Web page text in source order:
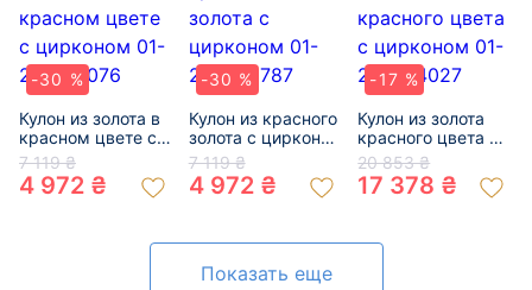
-30 %
Кулон из золота в
красном цвете с
цирконом 01-
200214076
7 119 ₴
4 972 ₴
-30 %
Кулон из красного
золота с цирконом
01-200366787
7 119 ₴
4 972 ₴
-17 %
Кулон из золота
красного цвета с
цирконом 01-
200794027
20 853 ₴
17 378 ₴
Показать еще